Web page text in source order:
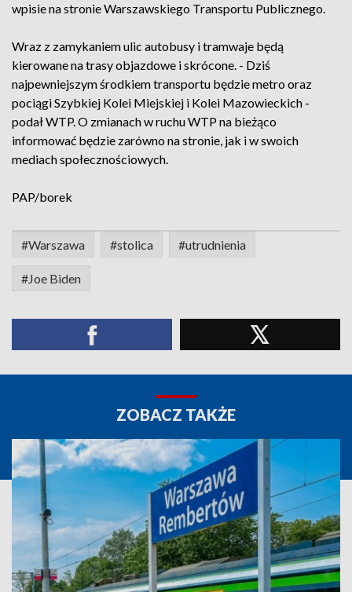
wpisie na stronie Warszawskiego Transportu Publicznego.
Wraz z zamykaniem ulic autobusy i tramwaje będą
kierowane na trasy objazdowe i skrócone. - Dziś
najpewniejszym środkiem transportu będzie metro oraz
pociągi Szybkiej Kolei Miejskiej i Kolei Mazowieckich -
podał WTP. O zmianach w ruchu WTP na bieżąco
informować będzie zarówno na stronie, jak i w swoich
mediach społecznościowych.
PAP/borek
#Warszawa #stolica #utrudnienia
#Joe Biden
ZOBACZ TAKŻE